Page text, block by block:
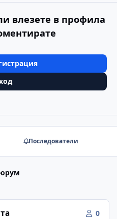
влезете в профила
Последователи
0